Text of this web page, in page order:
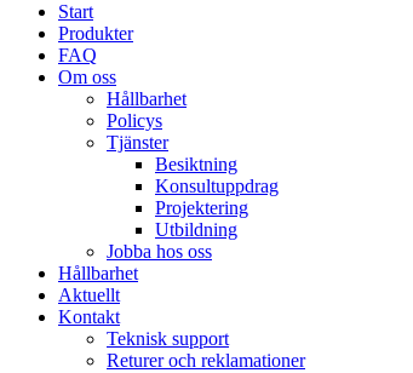
Start
Produkter
FAQ
Om oss
Hållbarhet
Policys
Tjänster
Besiktning
Konsultuppdrag
Projektering
Utbildning
Jobba hos oss
Hållbarhet
Aktuellt
Kontakt
Teknisk support
Returer och reklamationer